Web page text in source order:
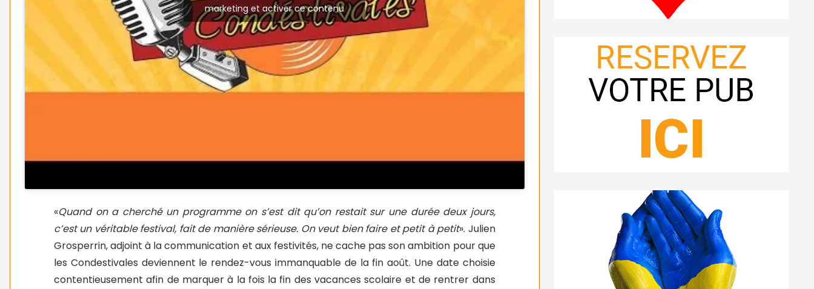
marketing et activer ce contenu
«Quand on a cherché un programme on s’est dit qu’on restait sur une durée deux jours,
c’est un véritable festival, fait de manière sérieuse. On veut bien faire et petit à petit». Julien
Grosperrin, adjoint à la communication et aux festivités, ne cache pas son ambition pour que
les Condestivales deviennent le rendez-vous immanquable de la fin août. Une date choisie
contentieusement afin de marquer à la fois la fin des vacances scolaire et de rentrer dans